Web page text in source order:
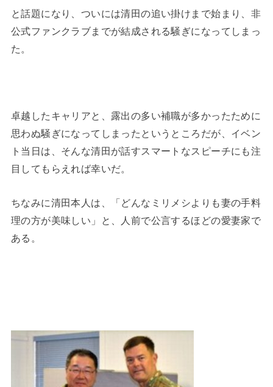
と話題になり、ついには清田の追い掛けまで始まり、非
公式ファンクラブまでが結成される騒ぎになってしまっ
た。
卓越したキャリアと、露出の多い補職が多かったために
思わぬ騒ぎになってしまったというところだが、イベン
ト当日は、そんな清田が話すスマートなスピーチにも注
目してもらえれば幸いだ。
ちなみに清田本人は、「どんなミリメシよりも妻の手料
理の方が美味しい」と、人前で公言するほどの愛妻家で
ある。